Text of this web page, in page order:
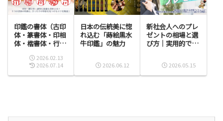
印鑑の書体（古印
体・篆書体・印相
体・楷書体・行書
フォントの選び方
2026.02.13
2026.07.14
日本の伝統美に惚
れ込む「蒔絵黒水
牛印鑑」の魅力
2026.06.12
新社会人へのプレ
ゼントの相場と選
び方｜実用的で喜
2026.05.15